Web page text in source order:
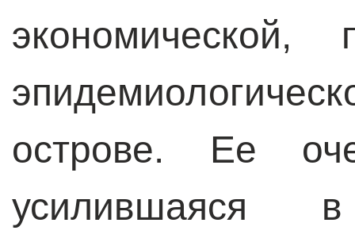
экономической,
острове. Ее
усилившаяся